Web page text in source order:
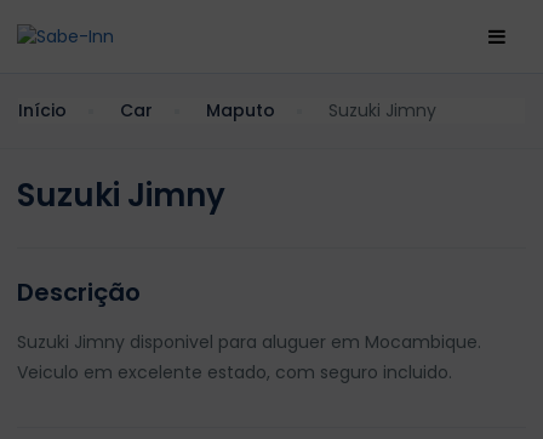
Início Car Maputo Suzuki Jimny
Suzuki Jimny
Descrição
Suzuki Jimny disponivel para aluguer em Mocambique.
Veiculo em excelente estado, com seguro incluido.